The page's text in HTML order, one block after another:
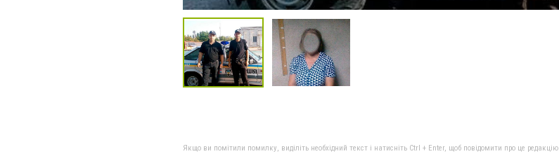
Якщо ви помітили помилку, виділіть необхідний текст і натисніть Ctrl + Enter, щоб повідомити про це редакцію